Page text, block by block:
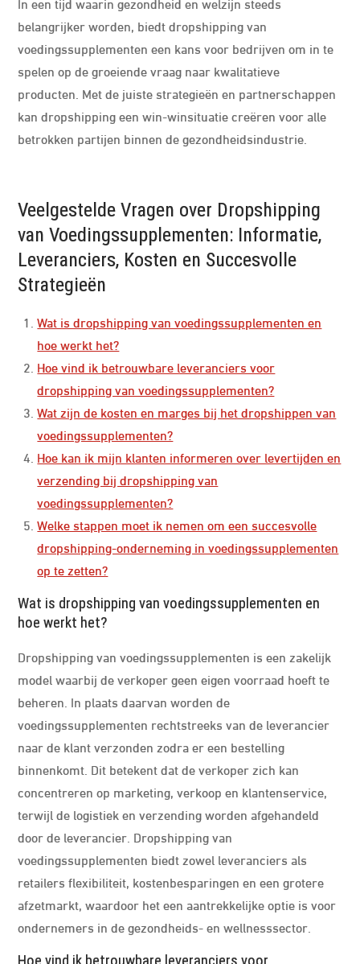
belangrijker worden, biedt dropshipping van
voedingssupplementen een kans voor bedrijven om in te
spelen op de groeiende vraag naar kwalitatieve
producten. Met de juiste strategieën en partnerschappen
kan dropshipping een win-winsituatie creëren voor alle
betrokken partijen binnen de gezondheidsindustrie.
Veelgestelde Vragen over Dropshipping
van Voedingssupplementen: Informatie,
Leveranciers, Kosten en Succesvolle
Strategieën
Wat is dropshipping van voedingssupplementen en
hoe werkt het?
Hoe vind ik betrouwbare leveranciers voor
dropshipping van voedingssupplementen?
Wat zijn de kosten en marges bij het dropshippen van
voedingssupplementen?
Hoe kan ik mijn klanten informeren over levertijden en
verzending bij dropshipping van
voedingssupplementen?
Welke stappen moet ik nemen om een succesvolle
dropshipping-onderneming in voedingssupplementen
op te zetten?
Wat is dropshipping van voedingssupplementen en
hoe werkt het?
Dropshipping van voedingssupplementen is een zakelijk
model waarbij de verkoper geen eigen voorraad hoeft te
beheren. In plaats daarvan worden de
voedingssupplementen rechtstreeks van de leverancier
naar de klant verzonden zodra er een bestelling
binnenkomt. Dit betekent dat de verkoper zich kan
concentreren op marketing, verkoop en klantenservice,
terwijl de logistiek en verzending worden afgehandeld
door de leverancier. Dropshipping van
voedingssupplementen biedt zowel leveranciers als
retailers flexibiliteit, kostenbesparingen en een grotere
afzetmarkt, waardoor het een aantrekkelijke optie is voor
ondernemers in de gezondheids- en wellnesssector.